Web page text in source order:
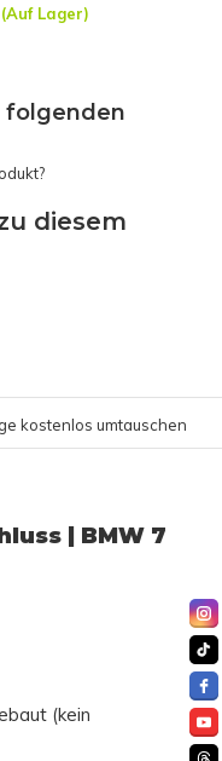
Lager)
folgenden
diesem
kostenlos umtauschen
| BMW 7
(kein